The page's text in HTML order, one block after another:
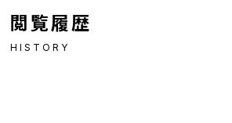
閲覧履歴
HISTORY